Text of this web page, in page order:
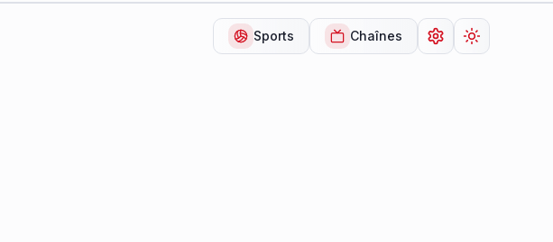
Sports Chaînes Ouvrir lesChanger de